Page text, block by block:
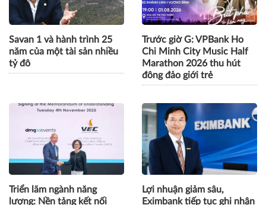
cảm xúc
Savan 1 và hành trình 25
năm của một tài sản nhiều
tỷ đô
Trước giờ G: VPBank Ho
Chi Minh City Music Half
Marathon 2026 thu hút
đông đảo giới trẻ